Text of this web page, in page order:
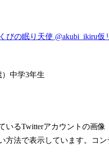
びの眠り天使 @akubi_ikiru仮
中学3年生
るTwitterアカウントの画
方法で表示しています。コ